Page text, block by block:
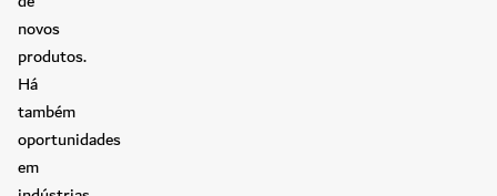
novos
produtos.
Há
também
oportunidades
em